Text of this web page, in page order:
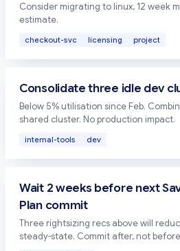
Consider migrating to linux, 12 week
estimate.
checkout-svc licensing project
Consolidate three idle dev
Below 5% utilisation since Feb.
shared cluster. No production impact.
internal-tools dev
Wait 2 weeks before next
Plan commit
Three rightsizing recs above will
steady-state. Commit after, not